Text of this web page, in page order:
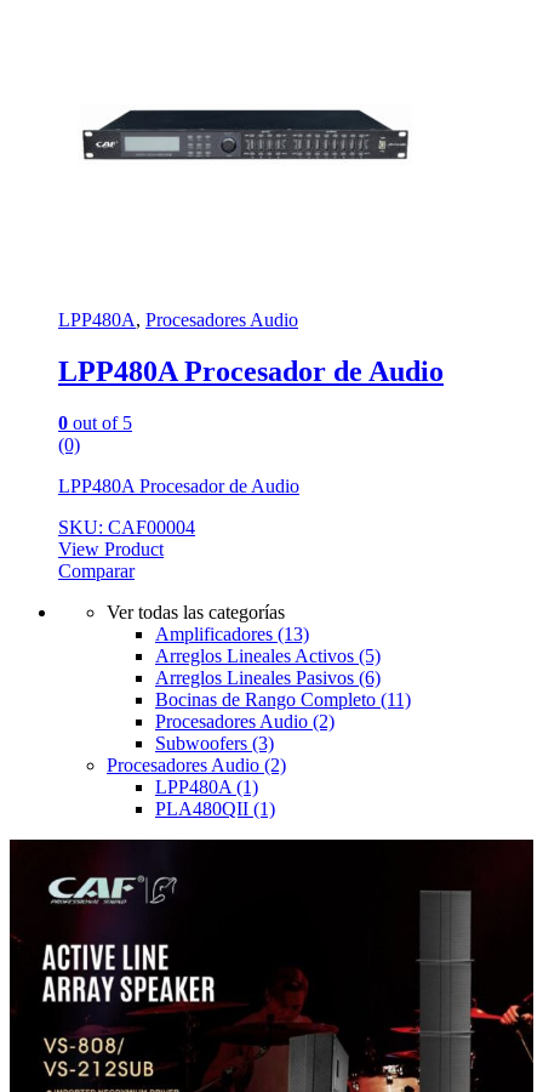
LPP480A, Procesadores Audio
LPP480A Procesador de Audio
0 out of 5
(0)
LPP480A Procesador de Audio
SKU: CAF00004
View Product
Comparar
Ver todas las categorías
Amplificadores (13)
Arreglos Lineales Activos (5)
Arreglos Lineales Pasivos (6)
Bocinas de Rango Completo (11)
Procesadores Audio (2)
Subwoofers (3)
Procesadores Audio (2)
LPP480A (1)
PLA480QII (1)